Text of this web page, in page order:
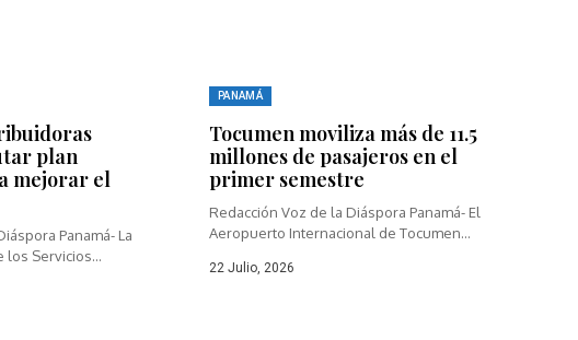
plan
mejorar el
Panamá- La
los Servicios...
PANAMÁ
Tocumen moviliza más de 11.5
millones de pasajeros en el
primer semestre
Redacción Voz de la Diáspora Panamá- El
Aeropuerto Internacional de Tocumen
22 Julio, 2026